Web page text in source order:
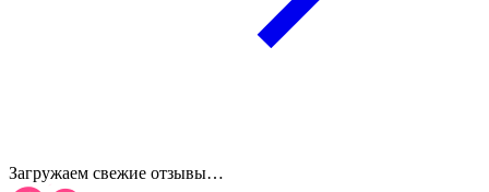
Загружаем свежие отзывы…